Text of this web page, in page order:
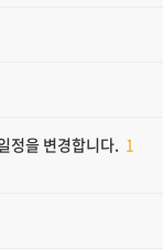
정을 변경합니다. 1